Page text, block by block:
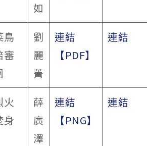
如
鳥
審
劉
麗
菁
連結
【PDF】
連結
火
身
薛
廣
澤
連結
【PNG】
連結